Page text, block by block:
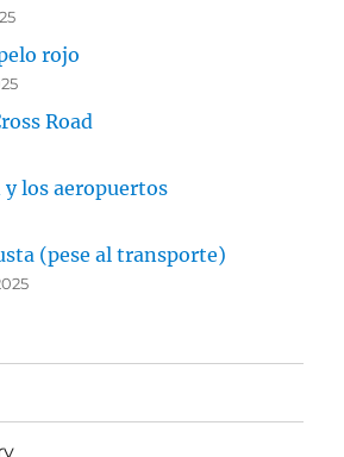
rojo
Road
los aeropuertos
(pese al transporte)